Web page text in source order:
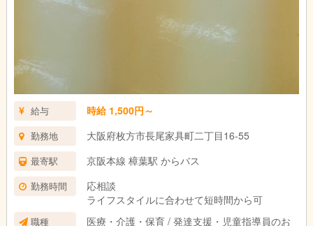
給与 時給 1,500円～
勤務地 大阪府枚方市長尾家具町二丁目16-55
最寄駅 京阪本線 樟葉駅 からバス
勤務時間
応相談
ライフスタイルに合わせて短時間から可
職種
医療・介護・保育 / 発達支援・児童指導員のお